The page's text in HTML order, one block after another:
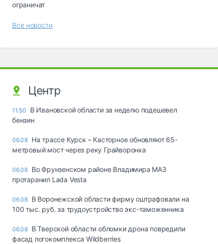
ограничат
Все новости
Центр
11:50
В Ивановской области за неделю подешевел
бензин
06.08 На трассе Курск – Касторное обновляют 65-
метровый мост через реку Грайворонка
06.08 Во Фрунзенском районе Владимира МАЗ
протаранил Lada Vesta
06.08 В Воронежской области фирму оштрафовали на
100 тыс. руб. за трудоустройство экс-таможенника
06.08 В Тверской области обломки дрона повредили
фасад логокомплекса Wildberries